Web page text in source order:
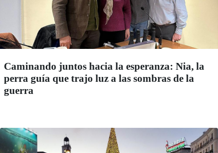
Caminando juntos hacia la esperanza: Nia, la
perra guía que trajo luz a las sombras de la
guerra